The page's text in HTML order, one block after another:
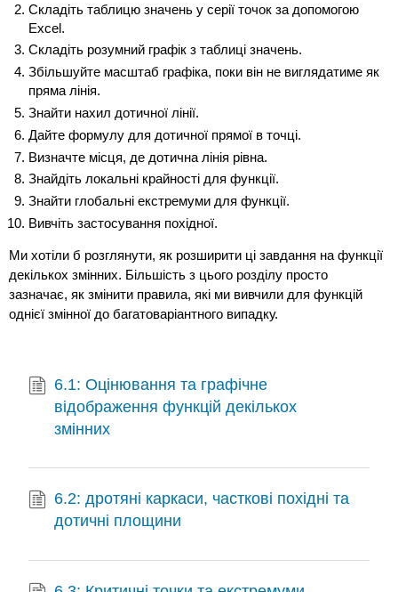
Складіть таблицю значень у серії точок за допомогою
Excel.
Складіть розумний графік з таблиці значень.
Збільшуйте масштаб графіка, поки він не виглядатиме як
пряма лінія.
Знайти нахил дотичної лінії.
Дайте формулу для дотичної прямої в точці.
Визначте місця, де дотична лінія рівна.
Знайдіть локальні крайності для функції.
Знайти глобальні екстремуми для функції.
Вивчіть застосування похідної.
Ми хотіли б розглянути, як розширити ці завдання на функції
декількох змінних. Більшість з цього розділу просто
зазначає, як змінити правила, які ми вивчили для функцій
однієї змінної до багатоваріантного випадку.
6.1: Оцінювання та графічне
відображення функцій декількох
змінних
6.2: дротяні каркаси, часткові похідні та
дотичні площини